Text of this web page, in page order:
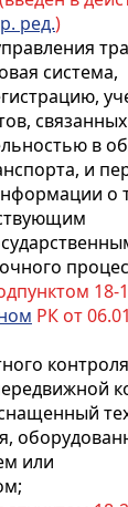
ред.)
система,
в
и
о
18-
РК от
или